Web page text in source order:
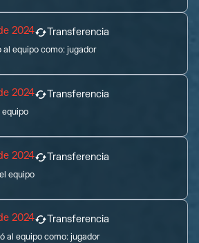
2024 Transferencia
al equipo como:jugador
2024 Transferencia
2024 Transferencia
equipo
2024 Transferencia
al equipo como:jugador